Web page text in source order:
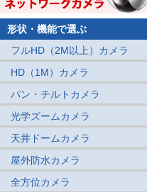
形状・機能で選ぶ
フルHD（2M以上）カメラ
HD（1M）カメラ
パン・チルトカメラ
光学ズームカメラ
天井ドームカメラ
屋外防水カメラ
全方位カメラ